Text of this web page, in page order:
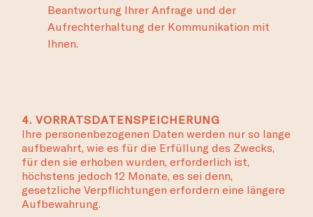
Beantwortung Ihrer Anfrage und der
Aufrechterhaltung der Kommunikation mit
Ihnen.
4. VORRATSDATENSPEICHERUNG
Ihre personenbezogenen Daten werden nur so lange
aufbewahrt, wie es für die Erfüllung des Zwecks,
für den sie erhoben wurden, erforderlich ist,
höchstens jedoch 12 Monate, es sei denn,
gesetzliche Verpflichtungen erfordern eine längere
Aufbewahrung.